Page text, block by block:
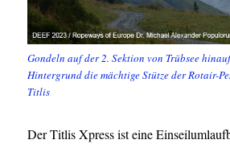
Gondeln auf der 2. Sektion von Trübsee
Hintergrund die mächtige Stütze der Rotair-
Titlis
Der Titlis Xpress ist eine